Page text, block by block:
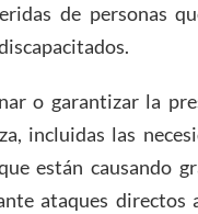
de personas
o garantizar la
incluidas las
están causando
ataques directos